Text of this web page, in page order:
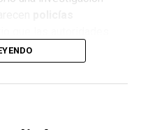
venta de drogas